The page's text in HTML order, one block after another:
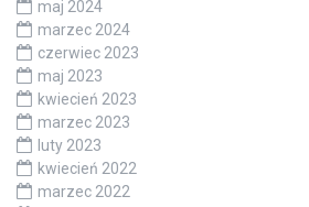
maj 2024
marzec 2024
czerwiec 2023
maj 2023
kwiecień 2023
marzec 2023
luty 2023
kwiecień 2022
marzec 2022